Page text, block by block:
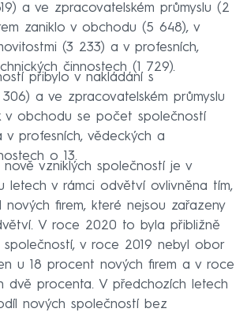
a ve zpracovatelském průmyslu (2
zaniklo v obchodu (5 648), v
(3 233) a v profesních,
činnostech (1 729).
přibylo v nakládání s
a ve zpracovatelském průmyslu
v obchodu se počet společností
profesních, vědeckých a
o 13.
vzniklých společností je v
letech v rámci odvětví ovlivněna tím,
firem, které nejsou zařazeny
V roce 2020 to byla přibližně
v roce 2019 nebyl obor
u 18 procent nových firem a v roce
dvě procenta. V předchozích letech
nových společností bez